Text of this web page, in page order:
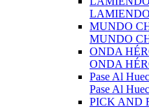
MUNDO
MUNDO
ONDA
ONDA
Pase Al
Pase Al
PICK AND